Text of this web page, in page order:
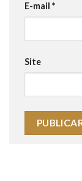
E-mail *
Site